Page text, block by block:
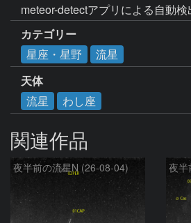
meteor-detectアプリによる自動検
カテゴリー
星座・星野
流星
天体
流星
わし座
関連作品
夜半前の流星N (26-08-04) 夜